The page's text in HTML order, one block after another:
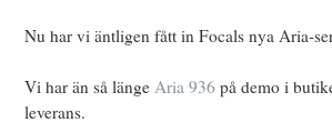
Nu har vi äntligen fått in Focals nya Aria-
Vi har än så länge Aria 936 på demo i
leverans.